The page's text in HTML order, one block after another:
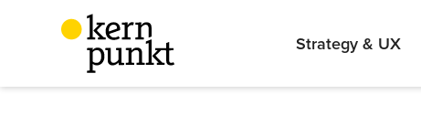
Strategy & UX